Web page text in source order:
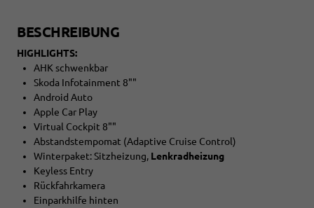
BESCHREIBUNG
HIGHLIGHTS:
AHK schwenkbar
Skoda Infotainment 8""
Android Auto
Apple Car Play
Virtual Cockpit 8""
Abstandstempomat (Adaptive Cruise Control)
Winterpaket: Sitzheizung, Lenkradheizung
Keyless Entry
Rückfahrkamera
Einparkhilfe hinten